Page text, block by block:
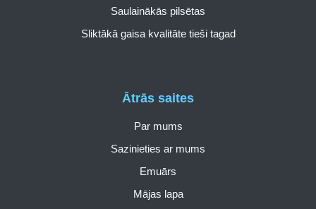
Ātrās saites
Par mums
Sazinieties ar mums
Emuārs
Mājas lapa
Saulainākās pilsētas
Sliktākā gaisa kvalitāte tieši tagad